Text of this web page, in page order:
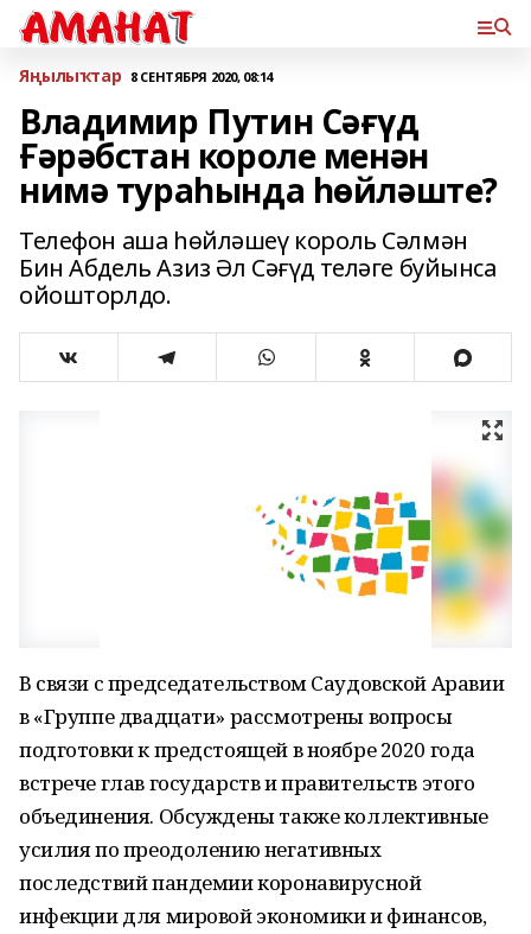
Яңылыҡтар 8 СЕНТЯБРЯ 2020, 08:14
Владимир Путин Сәғүд
Ғәрәбстан короле менән
нимә тураһында һөйләште?
Телефон аша һөйләшеү король Сәлмән
Бин Абдель Азиз Әл Сәғүд теләге буйынса
ойошторлдо.
В связи с председательством Саудовской Аравии
в «Группе двадцати» рассмотрены вопросы
подготовки к предстоящей в ноябре 2020 года
встрече глав государств и правительств этого
объединения. Обсуждены также коллективные
усилия по преодолению негативных
последствий пандемии коронавирусной
инфекции для мировой экономики и финансов,